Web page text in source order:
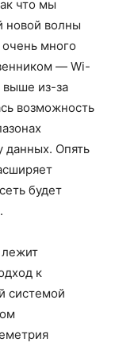
что мы
новой волны
много
— Wi-
выше из-за
возможность
данных. Опять
будет
лежит
к
системой